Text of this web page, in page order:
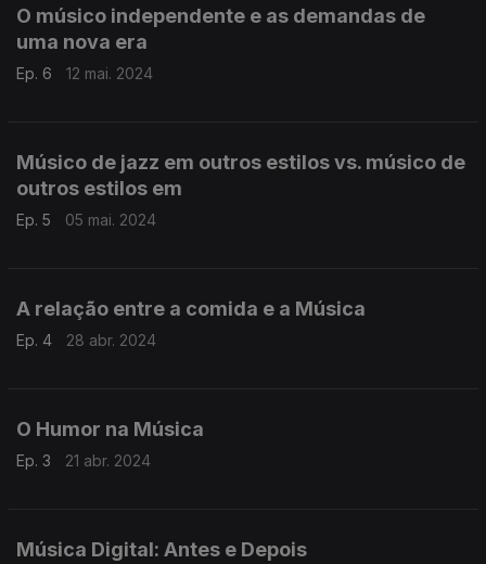
O músico independente e as demandas de
uma nova era
Ep. 6 12 mai. 2024
Músico de jazz em outros estilos vs. músico de
outros estilos em
Ep. 5 05 mai. 2024
A relação entre a comida e a Música
Ep. 4 28 abr. 2024
O Humor na Música
Ep. 3 21 abr. 2024
Música Digital: Antes e Depois